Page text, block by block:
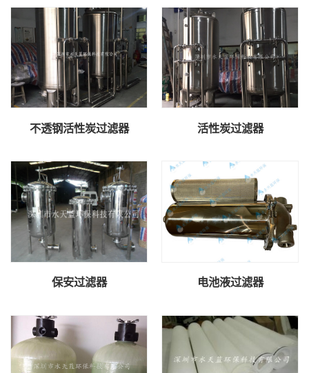
不透钢活性炭过滤器 活性炭过滤器
保安过滤器 电池液过滤器